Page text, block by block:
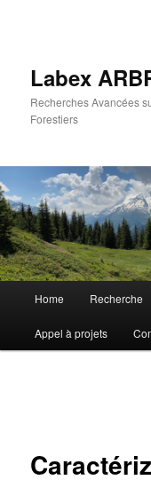
Labex
Recherches Avancées
Forestiers
principal
Aller
au
Home Recherche
Appel à projets